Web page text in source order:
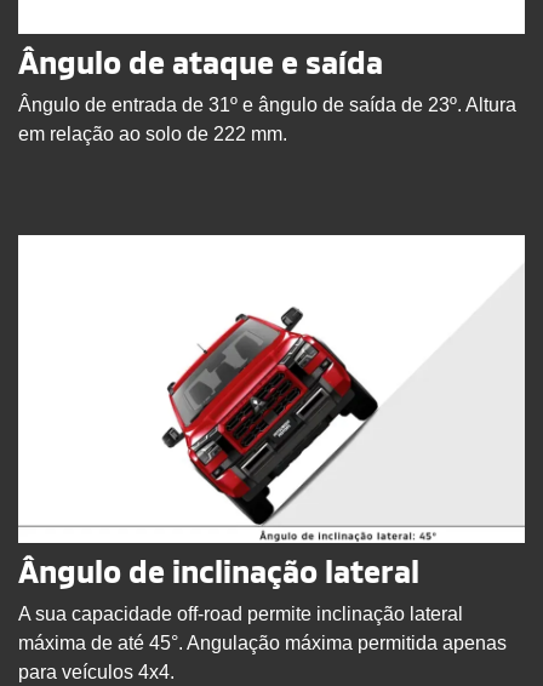
Ângulo de ataque e saída
Ângulo de entrada de 31º e ângulo de saída de 23º. Altura
em relação ao solo de 222 mm.
Ângulo de inclinação lateral
A sua capacidade off-road permite inclinação lateral
máxima de até 45°. Angulação máxima permitida apenas
para veículos 4x4.